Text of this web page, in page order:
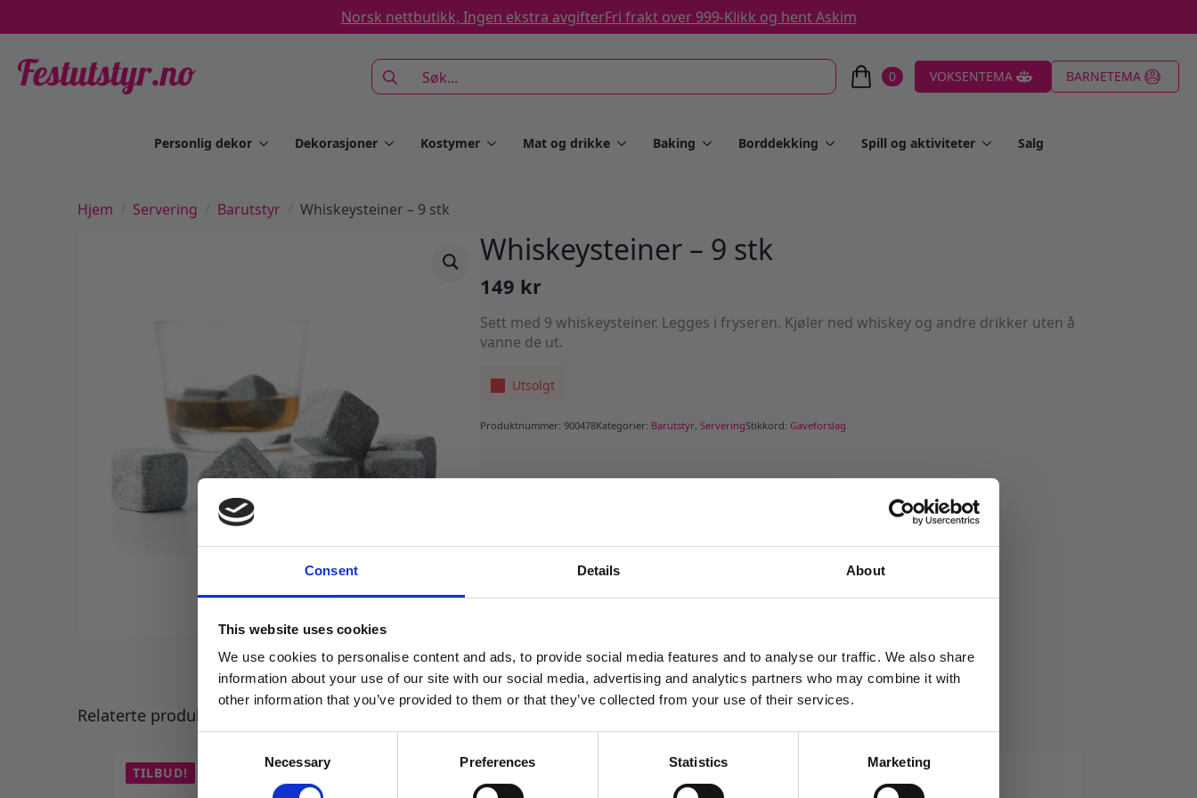
Consent Details About
This website uses cookies
We use cookies to personalise content and ads, to provide social media features and to analyse our traffic. We also share
information about your use of our site with our social media, advertising and analytics partners who may combine it with
other information that you’ve provided to them or that they’ve collected from your use of their services.
Necessary Preferences Statistics Marketing
Norsk nettbutikk, Ingen ekstra avgifterFri frakt over 999-Klikk og hent Askim
Search
for:
0 VOKSENTEMA BARNETEMA
Personlig dekor Dekorasjoner Kostymer Mat og drikke Baking Borddekking Spill og aktiviteter Salg
Hjem Servering Barutstyr Whiskeysteiner – 9 stk
Whiskeysteiner – 9 stk
149 kr
Sett med 9 whiskeysteiner. Legges i fryseren. Kjøler ned whiskey og andre drikker uten å
vanne de ut.
Utsolgt
Produktnummer:900478Kategorier: Barutstyr,ServeringStikkord:Gaveforslag
Relaterte produkter
TILBUD!
få eksklusive tilbud og masse
inspirasjon rett i innboksen